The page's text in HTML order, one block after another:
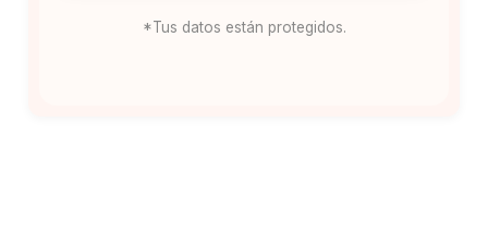
*Tus datos están protegidos.